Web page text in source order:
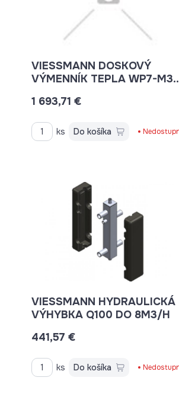
VIESSMANN DOSKOVÝ
VÝMENNÍK TEPLA WP7-
1 693,71 €
ks Do košíka
VIESSMANN HYDRAULICKÁ
VÝHYBKA Q100 DO 8M3/H
441,57 €
ks Do košíka